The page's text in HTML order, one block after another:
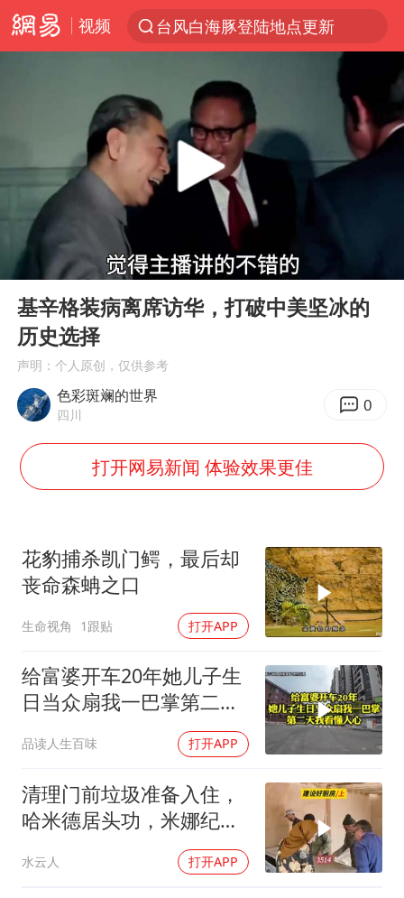
视频
台风白海豚登陆地点更新
台风白海豚进入48小时警戒线
中方回应是否在太平洋海底开采稀土
台风白海豚影响中国已成定局
看守所辅警收受10万获刑1年
多地要求领导干部带头休假
27岁女子成组织卖淫集团主犯被通缉
“China Cool”成海外热词
房主任回应争议
宇树科技王兴兴身家有望超200亿元
中国养老床位“三连降”
哪吒汽车南宁工厂设备降价20%拍卖
奋进开新局 实干挑大梁
Play
00:00
基辛格装病离席访华，打破中美坚冰的
历史选择
声明：个人原创，仅供参考
色彩斑斓的世界
四川 0
打开网易新闻 体验效果更佳
花豹捕杀凯门鳄，最后却
丧命森蚺之口
生命视角 1跟贴 打开APP
给富婆开车20年她儿子生
日当众扇我一巴掌第二天
品读人生百味 打开APP
清理门前垃圾准备入住，
哈米德居头功，米娜纪录
水云人 打开APP